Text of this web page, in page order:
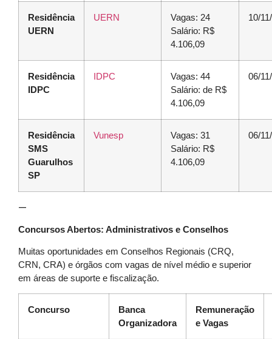
Residência
UERN
UERN
Vagas: 24
Salário: R$
4.106,09
10/
Residência
IDPC
IDPC
Vagas: 44
Salário: de R$
4.106,09
06/
Residência
SMS
Guarulhos
SP
Vunesp
Vagas: 31
Salário: R$
4.106,09
06/
—
Concursos Abertos: Administrativos e Conselhos
Muitas oportunidades em Conselhos Regionais (CRQ,
CRN, CRA) e órgãos com vagas de nível médio e superior
em áreas de suporte e fiscalização.
Concurso
Banca
Organizadora
Remuneração
e Vagas